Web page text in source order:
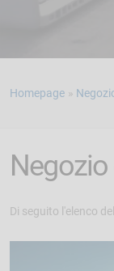
Homepage
Di seguito l'elenco